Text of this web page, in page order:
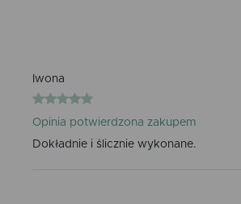
Iwona
Opinia potwierdzona zakupem
Dokładnie i ślicznie wykonane.